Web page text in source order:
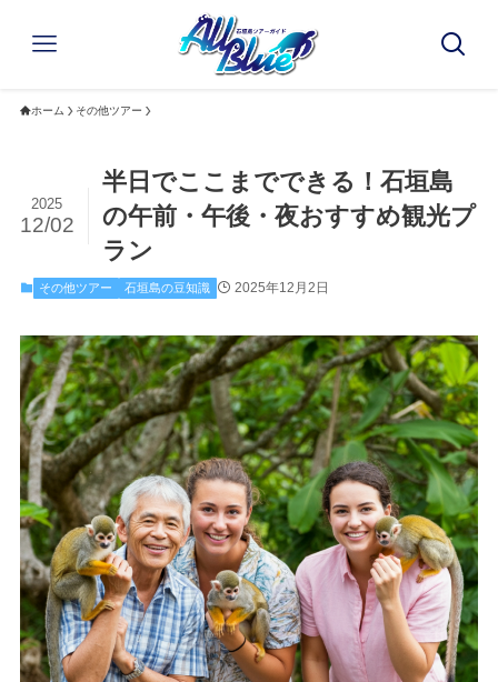
ホーム その他ツアー
半日でここまでできる！石垣島
の午前・午後・夜おすすめ観光プ
ラン
2025
12/02
その他ツアー 石垣島の豆知識 2025年12月2日